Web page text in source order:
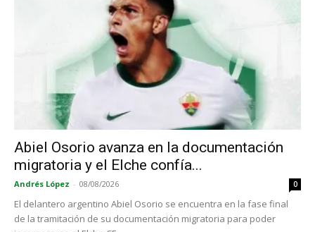
Abiel Osorio avanza en la documentación
migratoria y el Elche confía...
Andrés López - 08/08/2026 0
El delantero argentino Abiel Osorio se encuentra en la fase final
de la tramitación de su documentación migratoria para poder